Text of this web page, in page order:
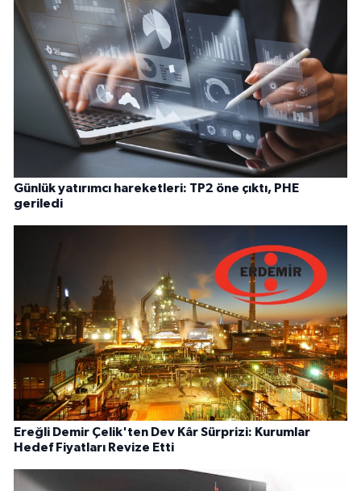
Günlük yatırımcı hareketleri: TP2 öne çıktı, PHE
geriledi
Ereğli Demir Çelik'ten Dev Kâr Sürprizi: Kurumlar
Hedef Fiyatları Revize Etti